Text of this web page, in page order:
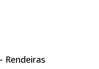
Rendeiras